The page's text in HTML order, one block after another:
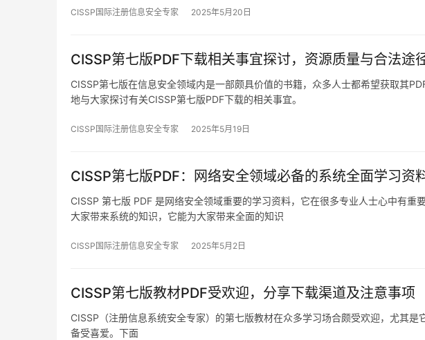
CISSP国际注册信息安全专家 2025年5月20日
CISSP第七版PDF下载相关事宜探讨，资源质量与合法途
CISSP第七版在信息安全领域内是一部颇具价值的书籍，众多人士都希望获取其
地与大家探讨有关CISSP第七版PDF下载的相关事宜。
CISSP国际注册信息安全专家 2025年5月19日
CISSP第七版PDF：网络安全领域必备的系统全面学习资
CISSP 第七版 PDF 是网络安全领域重要的学习资料，它在很多专业人士心中有重
大家带来系统的知识，它能为大家带来全面的知识
CISSP国际注册信息安全专家 2025年5月2日
CISSP第七版教材PDF受欢迎，分享下载渠道及注意事项
CISSP（注册信息系统安全专家）的第七版教材在众多学习场合颇受欢迎，尤其
备受喜爱。下面